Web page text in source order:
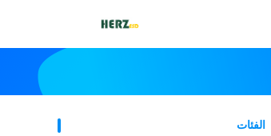
الفئات